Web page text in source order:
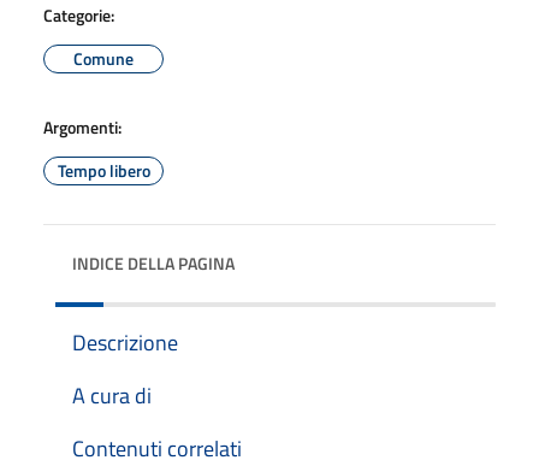
Categorie:
Comune
Argomenti:
Tempo libero
INDICE DELLA PAGINA
Descrizione
A cura di
Contenuti correlati